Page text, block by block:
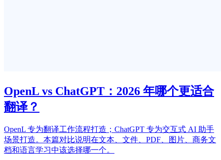
OpenL vs ChatGPT：2026 年哪个更适合
翻译？
OpenL 专为翻译工作流程打造；ChatGPT 专为交互式 AI 助手
场景打造。本篇对比说明在文本、文件、PDF、图片、商务文
档和语言学习中该选择哪一个。